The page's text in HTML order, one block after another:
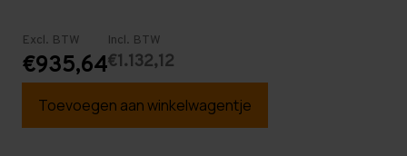
Excl. BTW
€935,64
Incl. BTW
€1.132,12
Toevoegen aan winkelwagentje